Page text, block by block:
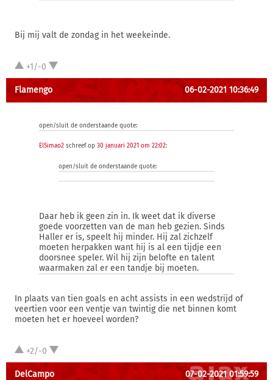
Bij mij valt de zondag in het weekeinde.
+1/-0
Flamengo 06-02-2021 10:36:49
open/sluit de onderstaande quote:
ElSimao2 schreef op 30 januari 2021 om 22:02:
open/sluit de onderstaande quote:
Daar heb ik geen zin in. Ik weet dat ik diverse
goede voorzetten van de man heb gezien. Sinds
Haller er is, speelt hij minder. Hij zal zichzelf
moeten herpakken want hij is al een tijdje een
doorsnee speler. Wil hij zijn belofte en talent
waarmaken zal er een tandje bij moeten.
In plaats van tien goals en acht assists in een wedstrijd of
veertien voor een ventje van twintig die net binnen komt
moeten het er hoeveel worden?
+2/-0
DelCampo 07-02-2021 01:59:59